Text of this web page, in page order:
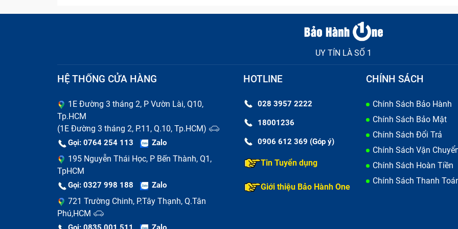
ngay chi nhánh gần nhất của Bảo Hành One để chúng tôi hỗ trợ bạn xử lí nhanh, chất lượng nhất.
Tại BẢO HÀNH ONE, máy của bạn sẽ không đưa vào thay thế linh kiện ngay mà trước hết sẽ được
tổng thể để phát hiện lỗi máy. Các kỹ thuật viên sẽ chỉ ra cho bạn nguyên nhân do đâu và tình trạng
thể sửa chữa hay cần thay thế. Bạn có thể hoàn toàn yên tâm bởi Bảo Hành One chỉ trị đúng bệnh cho
thoại, mang tới trải nghiệm dịch vụ hoàn hảo cho khách hàng.
UY TÍN LÀ SỐ 1
HỆ THỐNG CỬA HÀNG
1E Đường 3 tháng 2, P Vườn Lài, Q10,
Tp.HCM
(1E Đường 3 tháng 2, P.11, Q.10, Tp.HCM)
Gọi: 0764 254 113 Zalo
195 Nguyễn Thái Học, P Bến Thành, Q1,
TpHCM
Gọi: 0327 998 188 Zalo
721 Trường Chinh, P.Tây Thạnh, Q.Tân
Phú,HCM
HOTLINE
028 3957 2222
18001236
0906 612 369 (Góp ý)
Tin Tuyển dụng
Giới thiệu Bảo Hành One
CHÍNH SÁCH
Chính Sách Bảo Hành
Chính Sách Bảo Mật
Chính Sách Đổi Trả
Chính Sách Vận
Chính Sách Hoàn Tiền
Chính Sách Thanh